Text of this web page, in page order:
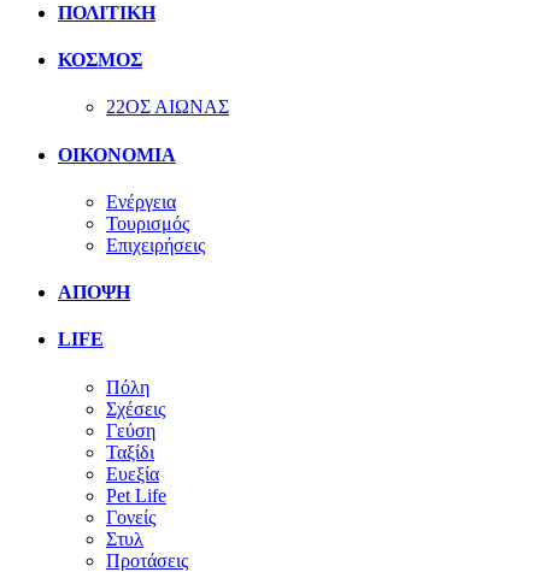
ΠΟΛΙΤΙΚΗ
ΚΟΣΜΟΣ
22ΟΣ ΑΙΩΝΑΣ
ΟΙΚΟΝΟΜΙΑ
Ενέργεια
Τουρισμός
Επιχειρήσεις
ΑΠΟΨΗ
LIFE
Πόλη
Σχέσεις
Γεύση
Ταξίδι
Ευεξία
Pet Life
Γονείς
Στυλ
Προτάσεις